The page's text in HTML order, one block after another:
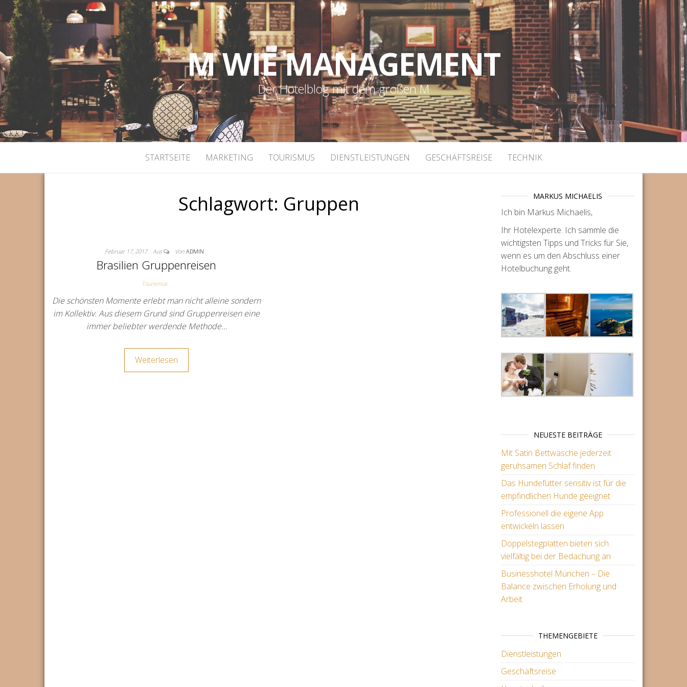
M WIE MANAGEMENT
Der Hotelblog mit dem großen M
STARTSEITE MARKETING TOURISMUS DIENSTLEISTUNGEN GESCHÄFTSREISE TECHNIK
Schlagwort: Gruppen
Februar 17, 2017 Aus Von ADMIN
Brasilien Gruppenreisen
Tourismus
Die schönsten Momente erlebt man nicht alleine sondern
im Kollektiv. Aus diesem Grund sind Gruppenreisen eine
immer beliebter werdende Methode…
Weiterlesen
MARKUS MICHAELIS
Ich bin Markus Michaelis,
Ihr Hotelexperte. Ich sammle die
wichtigsten Tipps und Tricks für Sie,
wenn es um den Abschluss einer
Hotelbuchung geht.
NEUESTE BEITRÄGE
Mit Satin Bettwäsche jederzeit
geruhsamen Schlaf finden
Das Hundefutter sensitiv ist für die
empfindlichen Hunde geeignet
Professionell die eigene App
entwickeln lassen
Doppelstegplatten bieten sich
vielfältig bei der Bedachung an
Businesshotel München – Die
Balance zwischen Erholung und
Arbeit
THEMENGEBIETE
Dienstleistungen
Geschäftsreise